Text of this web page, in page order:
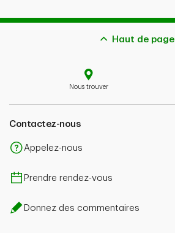
Haut de page
Nous trouver
Contactez-nous
Appelez-nous
Prendre rendez-vous
Donnez des commentaires